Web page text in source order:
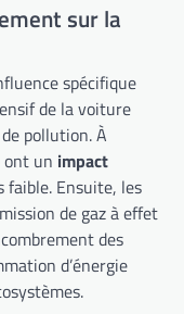
sur la
spécifique
de la voiture
pollution. À
ont un impact
faible. Ensuite, les
de gaz à effet
des
d’énergie